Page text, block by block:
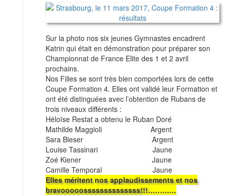
Sur la photo nos six jeunes Gymnastes encadrent
Katrin qui était en démonstration pour préparer son
Championnat de France Elite des 1 et 2 avril
prochains.
Nos Filles se sont très bien comportées lors de cette
Coupe Formation 4. Elles ont validé leur Formation et
ont été distinguées avec l’obtention de Rubans de
trois niveaux différents :
Héloïse Restat a obtenu le Ruban Doré
Mathilde Maggioli Argent
Sara Bleser Argent
Louise Tassinari Jaune
Zoé Kiener Jaune
Camille Temporal Jaune
Elles méritent nos applaudissements et nos
bravooooossssssssssssss!!!…………